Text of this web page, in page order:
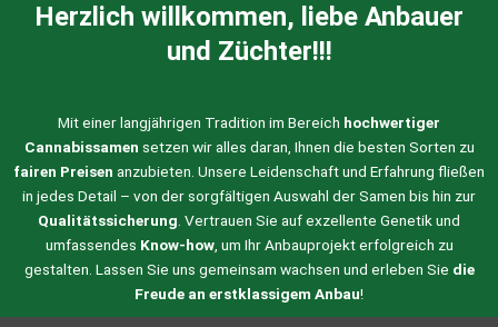
Herzlich willkommen, liebe Anbauer
und Züchter!!!
Mit einer langjährigen Tradition im Bereich hochwertiger
Cannabissamen setzen wir alles daran, Ihnen die besten Sorten zu
fairen Preisen anzubieten. Unsere Leidenschaft und Erfahrung fließen
in jedes Detail – von der sorgfältigen Auswahl der Samen bis hin zur
Qualitätssicherung. Vertrauen Sie auf exzellente Genetik und
umfassendes Know-how, um Ihr Anbauprojekt erfolgreich zu
gestalten. Lassen Sie uns gemeinsam wachsen und erleben Sie die
Freude an erstklassigem Anbau!